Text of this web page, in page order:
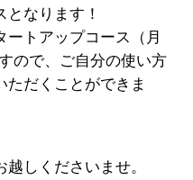
なります！
トアップコース（月
ので、ご自分の使い方
ただくことができま
しくださいませ。